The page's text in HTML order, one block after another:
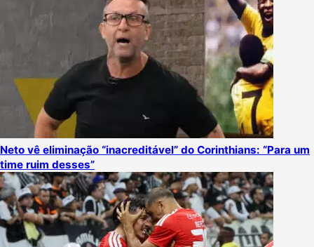
Neto vê eliminação “inacreditável” do Corinthians: “Para um
time ruim desses”